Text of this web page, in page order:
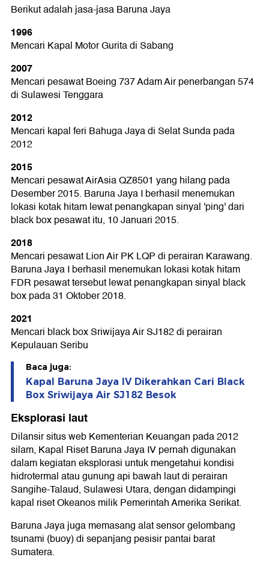
Berikut adalah jasa-jasa Baruna Jaya
1996
Mencari Kapal Motor Gurita di Sabang
2007
Mencari pesawat Boeing 737 Adam Air penerbangan 574
di Sulawesi Tenggara
2012
Mencari kapal feri Bahuga Jaya di Selat Sunda pada
2012
2015
Mencari pesawat AirAsia QZ8501 yang hilang pada
Desember 2015. Baruna Jaya I berhasil menemukan
lokasi kotak hitam lewat penangkapan sinyal 'ping' dari
black box pesawat itu, 10 Januari 2015.
2018
Mencari pesawat Lion Air PK LQP di perairan Karawang.
Baruna Jaya I berhasil menemukan lokasi kotak hitam
FDR pesawat tersebut lewat penangkapan sinyal black
box pada 31 Oktober 2018.
2021
Mencari black box Sriwijaya Air SJ182 di perairan
Kepulauan Seribu
Baca juga:
Kapal Baruna Jaya IV Dikerahkan Cari Black
Box Sriwijaya Air SJ182 Besok
Eksplorasi laut
Dilansir situs web Kementerian Keuangan pada 2012
silam, Kapal Riset Baruna Jaya IV pernah digunakan
dalam kegiatan eksplorasi untuk mengetahui kondisi
hidrotermal atau gunung api bawah laut di perairan
Sangihe-Talaud, Sulawesi Utara, dengan didampingi
kapal riset Okeanos milik Pemerintah Amerika Serikat.
Baruna Jaya juga memasang alat sensor gelombang
tsunami (buoy) di sepanjang pesisir pantai barat
Sumatera.